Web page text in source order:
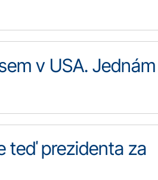
v USA. Jednám
teď prezidenta za